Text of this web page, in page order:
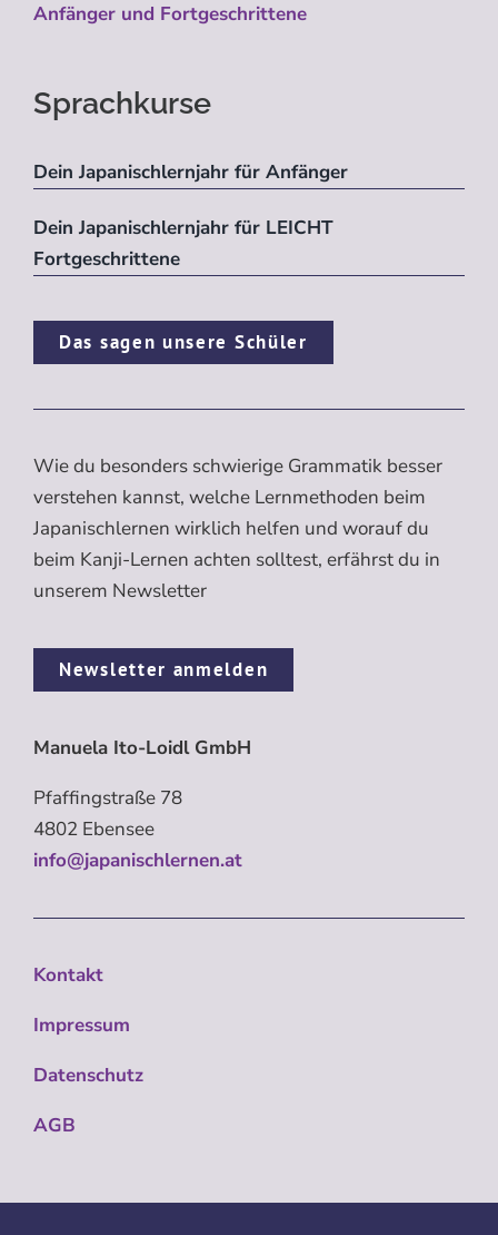
Anfänger und Fortgeschrittene
Sprachkurse
Dein Japanischlernjahr für Anfänger
Dein Japanischlernjahr für LEICHT
Fortgeschrittene
Das sagen unsere Schüler
Wie du besonders schwierige Grammatik besser
verstehen kannst, welche Lernmethoden beim
Japanischlernen wirklich helfen und worauf du
beim Kanji-Lernen achten solltest, erfährst du in
unserem Newsletter
Newsletter anmelden
Manuela Ito-Loidl GmbH
Pfaffingstraße 78
4802 Ebensee
info@japanischlernen.at
Kontakt
Impressum
Datenschutz
AGB